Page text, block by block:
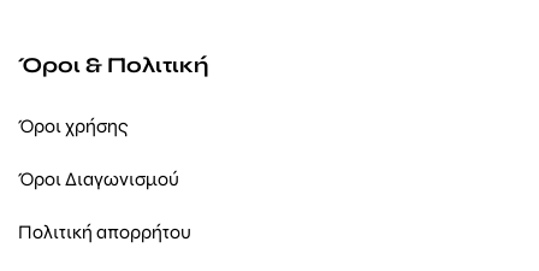
Όροι & Πολιτική
Όροι χρήσης
Όροι Διαγωνισμού
Πολιτική απορρήτου